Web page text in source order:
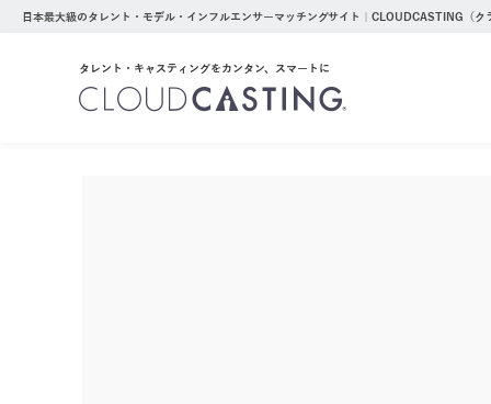
日本最大級のタレント・モデル・インフルエンサーマッチングサイト｜CLOUDCASTING（ク
タレント・キャスティングをカンタン、スマートに